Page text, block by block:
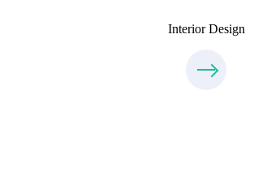
Interior Design